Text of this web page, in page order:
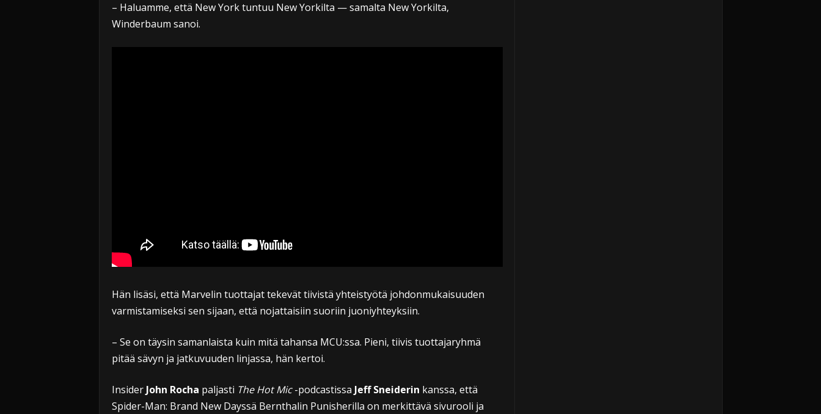
– Haluamme, että New York tuntuu New Yorkilta — samalta New Yorkilta,
Winderbaum sanoi.
Hän lisäsi, että Marvelin tuottajat tekevät tiivistä yhteistyötä johdonmukaisuuden
varmistamiseksi sen sijaan, että nojattaisiin suoriin juoniyhteyksiin.
– Se on täysin samanlaista kuin mitä tahansa MCU:ssa. Pieni, tiivis tuottajaryhmä
pitää sävyn ja jatkuvuuden linjassa, hän kertoi.
Insider John Rocha paljasti The Hot Mic-podcastissa Jeff Sneiderin kanssa, että
Spider-Man: Brand New Dayssä Bernthalin Punisherilla on merkittävä sivurooli ja